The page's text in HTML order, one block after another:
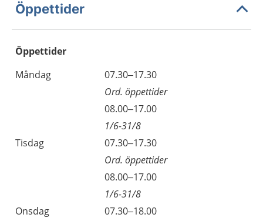
Öppettider
Öppettider
Dag
Öppettider
Kommentarer
Måndag
07.30–17.30
Ord. öppettider
08.00–17.00
1/6-31/8
Tisdag
07.30–17.30
Ord. öppettider
08.00–17.00
1/6-31/8
Onsdag
07.30–18.00